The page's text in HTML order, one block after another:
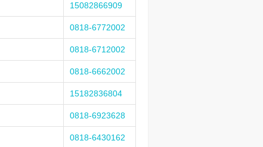
15082866909
0818-6772002
0818-6712002
0818-6662002
15182836804
0818-6923628
0818-6430162